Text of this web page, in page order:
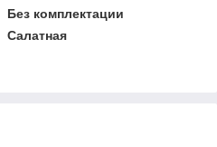
Без комплектации
Салатная